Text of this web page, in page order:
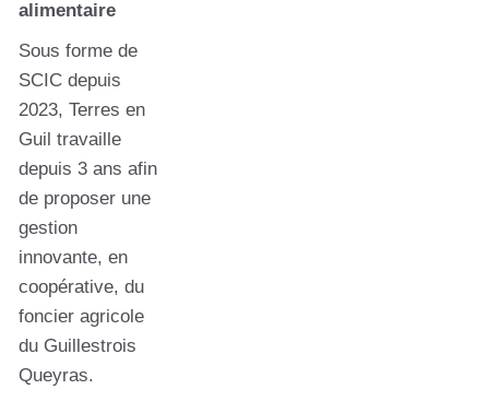
alimentaire
Sous forme de
SCIC depuis
2023, Terres en
Guil travaille
depuis 3 ans afin
de proposer une
gestion
innovante, en
coopérative, du
foncier agricole
du Guillestrois
Queyras.